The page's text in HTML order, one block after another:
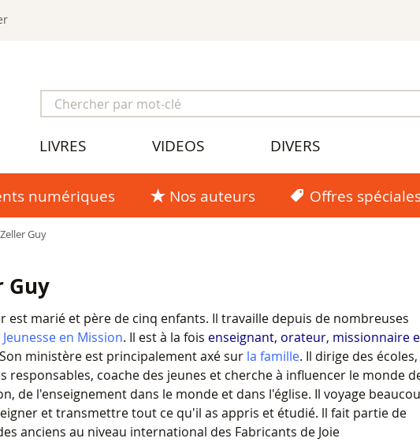
LIVRES VIDEOS DIVERS
numériques Nos auteurs Offres
Zeller Guy
Guy
est marié et père de cinq enfants. Il travaille depuis de nombreuses
Jeunesse en Mission. Il est à la fois enseignant, orateur, missionnaire
Son ministère est principalement axé sur la famille. Il dirige des écoles,
responsables, coache des jeunes et cherche à influencer le monde
de l'enseignement dans le monde et dans l'église. Il voyage
et transmettre tout ce qu'il as appris et étudié. ll fait partie de
anciens au niveau international des Fabricants de Joie